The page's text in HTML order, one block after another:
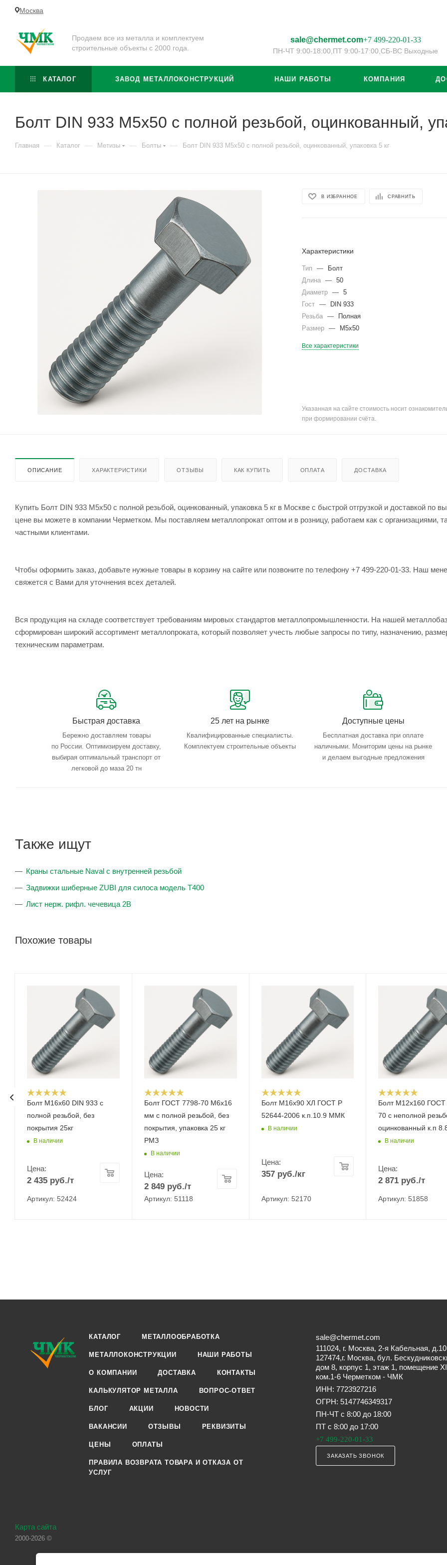
Москва
Продаем все из металла и комплектуем
строительные объекты с 2000 года.
sale@chermet.com+7 499-220-01-33
ПН-ЧТ 9:00-18:00, ПТ 9:00-17:00, СБ-ВС Выходные
КАТАЛОГ ЗАВОД МЕТАЛЛОКОНСТРУКЦИЙ НАШИ РАБОТЫ КОМПАНИЯ
Болт DIN 933 М5х50 с полной резьбой, оцинкованный,
Главная — Каталог — Метизы — Болты — Болт DIN 933 М5х50 с полной резьбой, оцинкованный, упаковка 5 кг
В ИЗБРАННОЕ СРАВНИТЬ
Характеристики
Тип —
Болт
Длина
—
50
Диаметр
—
5
Гост
—
DIN 933
Резьба
—
Полная
Размер
— М5х50
Все характеристики
Указанная на сайте стоимость носит
при формировании счёта.
ОПИСАНИЕ ХАРАКТЕРИСТИКИ ОТЗЫВЫ КАК КУПИТЬ ОПЛАТА ДОСТАВКА
Купить Болт DIN 933 М5х50 с полной резьбой, оцинкованный, упаковка 5 кг в Москве с быстрой отгрузкой и доставкой по
цене вы можете в компании Черметком. Мы поставляем металлопрокат оптом и в розницу, работаем как с организациями,
частными клиентами.
Чтобы оформить заказ, добавьте нужные товары в корзину на сайте или позвоните по телефону +7 499-220-01-33. Наш
свяжется с Вами для уточнения всех деталей.
Вся продукция на складе соответствует требованиям мировых стандартов металлопромышленности. На нашей
сформирован широкий ассортимент металлопроката, который позволяет учесть любые запросы по типу, назначению,
техническим параметрам.
Быстрая доставка
Бережно доставляем товары
по России. Оптимизируем доставку,
выбирая оптимальный транспорт от
легковой до маза 20 тн
25 лет на рынке
Квалифицированные специалисты.
Комплектуем строительные объекты
Доступные цены
Бесплатная доставка при оплате
наличными. Мониторим цены на рынке
и делаем выгодные предложения
Также ищут
Краны стальные Naval с внутренней резьбой
Задвижки шиберные ZUBI для силоса модель Т400
Лист нерж. рифл. чечевица 2В
Похожие товары
Болт М16x60 DIN 933 с
полной резьбой, без
покрытия 25кг
В наличии
Цена:
2 435 руб./т
Артикул: 52424
Болт ГОСТ 7798-70 М6х16
мм с полной резьбой, без
покрытия, упаковка 25 кг
РМЗ
В наличии
Цена:
2 849руб./т
Артикул: 51118
Болт М16x90 ХЛ ГОСТ Р
52644-2006 к.п.10.9 ММК
В наличии
Цена:
357руб./кг
Артикул: 52170
Болт М12x160 ГОСТ
70 с неполной
оцинкованный к.п
В наличии
Цена:
2 871 руб./т
Артикул: 51858
КАТАЛОГ МЕТАЛЛООБРАБОТКА
МЕТАЛЛОКОНСТРУКЦИИ НАШИ РАБОТЫ
О КОМПАНИИ ДОСТАВКА КОНТАКТЫ
КАЛЬКУЛЯТОР МЕТАЛЛА ВОПРОС-ОТВЕТ
БЛОГ АКЦИИ НОВОСТИ
ВАКАНСИИ ОТЗЫВЫ РЕКВИЗИТЫ
ЦЕНЫ ОПЛАТЫ
ПРАВИЛА ВОЗВРАТА ТОВАРА И ОТКАЗА ОТ
УСЛУГ
sale@chermet.com
111024, г. Москва, 2-я Кабельная, д.10
127474,г. Москва, бул.
дом 8, корпус 1, этаж 1, помещение
ком.1-6 Черметком - ЧМК
ИНН: 7723927216
ОГРН: 5147746349317
ПН-ЧТ с 8:00 до 18:00
ПТ с 8:00 до 17:00
+7 499-220-01-33
ЗАКАЗАТЬ ЗВОНОК
Карта сайта
2000-2026 ©